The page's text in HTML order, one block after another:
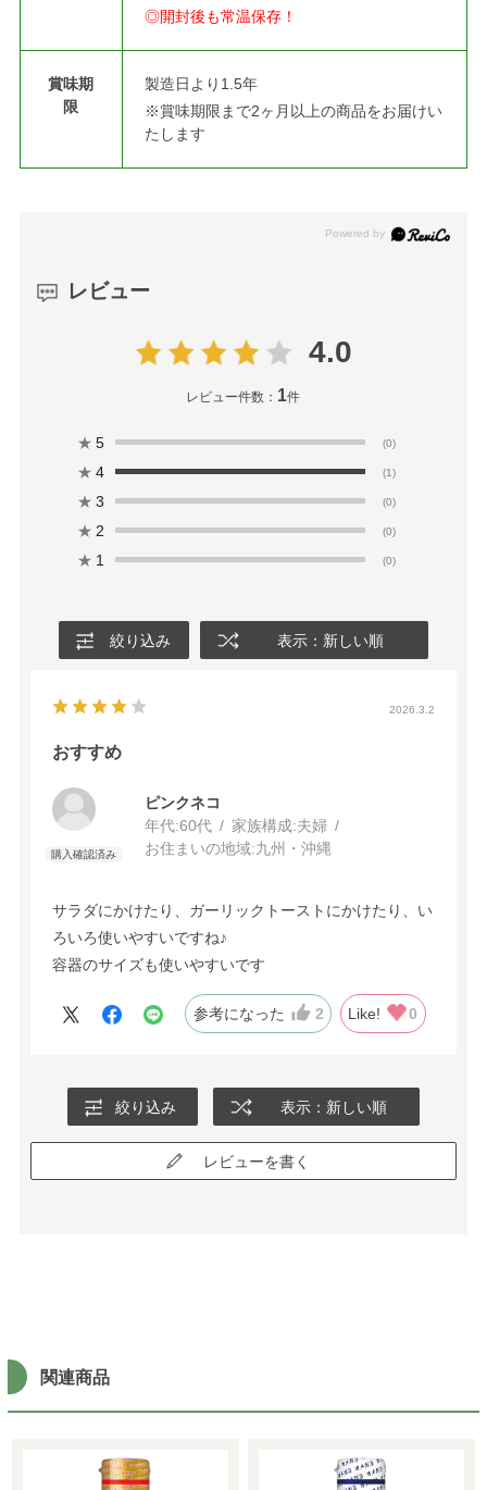
◎開封後も常温保存！
賞味期
限
製造日より1.5年
※賞味期限まで2ヶ月以上の商品をお届けい
たします
レビュー
4.0
レビュー件数： 1件
★ 5 (0)
★ 4 (1)
★ 3 (0)
★ 2 (0)
★ 1 (0)
絞り込み 表示：新しい順
2026.3.2
おすすめ
ピンクネコ
年代:60代 家族構成:夫婦
お住まいの地域:九州・沖縄
サラダにかけたり、ガーリックトーストにかけたり、い
ろいろ使いやすいですね♪
容器のサイズも使いやすいです
参考になった 2 Like! 0
絞り込み 表示：新しい順
レビューを書く
関連商品